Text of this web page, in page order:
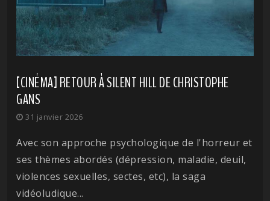
[CINÉMA] RETOUR À SILENT HILL DE CHRISTOPHE
GANS
31 janvier 2026
Avec son approche psychologique de l'horreur et
ses thèmes abordés (dépression, maladie, deuil,
violences sexuelles, sectes, etc), la saga
vidéoludique...